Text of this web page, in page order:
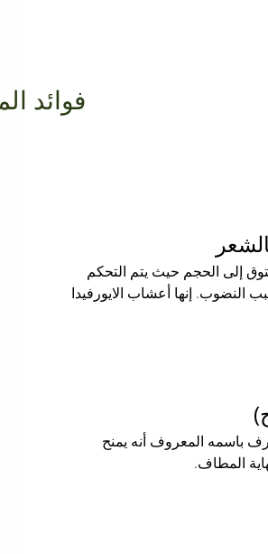
فوائد
إلى الحجم حيث يتم التحكم
النضوب. إنها أعشاب الايورفيدا
باسمه المعروف أنه يمنح
المطاف.